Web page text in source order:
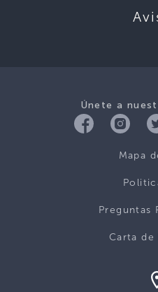
Únete a
Mapa
Preguntas
Carta de